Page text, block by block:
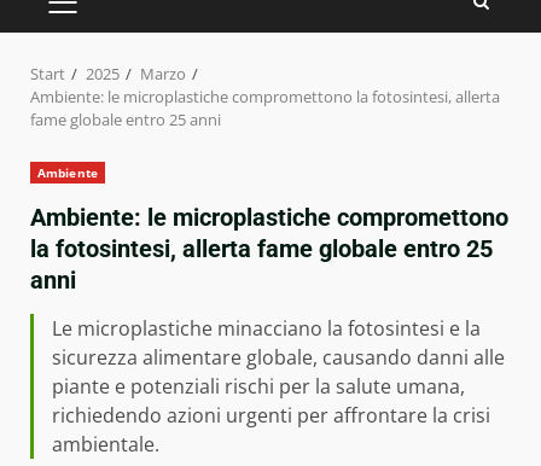
PRIMÄRES
MENÜ
Start 2025
Marzo
Ambiente: le microplastiche compromettono la fotosintesi, allerta
fame globale entro 25 anni
Ambiente
Ambiente: le microplastiche compromettono
la fotosintesi, allerta fame globale entro 25
anni
Le microplastiche minacciano la fotosintesi e la
sicurezza alimentare globale, causando danni alle
piante e potenziali rischi per la salute umana,
richiedendo azioni urgenti per affrontare la crisi
ambientale.